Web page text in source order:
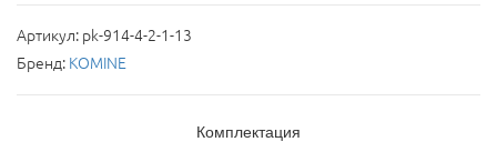
Артикул: pk-914-4-2-1-13
Бренд: KOMINE
Комплектация